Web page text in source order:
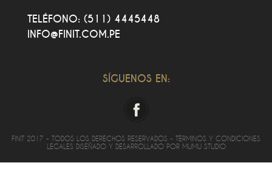
TELÉFONO: (511) 4445448
INFO@FINIT.COM.PE
SÍGUENOS EN:
FINIT 2017 - TODOS LOS DERECHOS RESERVADOS - TÉRMINOS Y CONDICIONES
LEGALES DISEÑADO Y DESARROLLADO POR MUMU STUDIO